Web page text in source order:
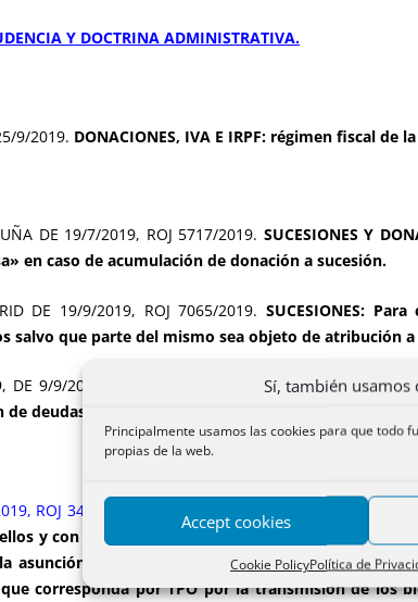
Sí, también usamos
Principalmente usamos las cookies para que todo
propias de la web.
Accept cookies
Cookie PolicyPolítica de
Y DOCTRINA ADMINISTRATIVA.
9/2019. DONACIONES, IVA E IRPF: régimen fiscal de
DE 19/7/2019, ROJ 5717/2019. SUCESIONES Y
en caso de acumulación de donación a sucesión.
DE 19/9/2019, ROJ 7065/2019. SUCESIONES:
salvo que parte del mismo sea objeto de atribución
DE 9/9/2019. DONACIONES:
la condonación o
deudas no queda sujeta como donación al faltar
ROJ 3480/2019
TPO y AJD: Doble extinción de
y con diferentes cuotas indivisas,
asunción del préstamo hipotecario de los bienes,
corresponda por TPO por la transmisión de los